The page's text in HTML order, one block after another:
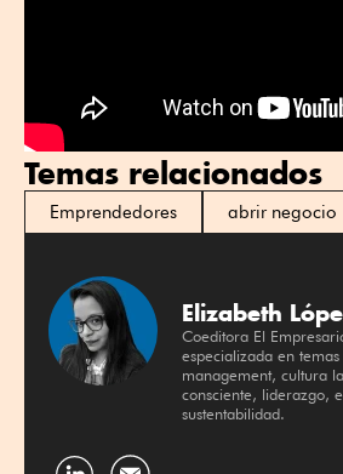
Temas relacionados
Emprendedores abrir negocio
Elizabeth
Coeditora El
especializada en
management, cultura
consciente, liderazgo,
sustentabilidad.